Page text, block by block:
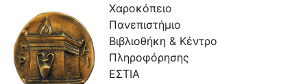
Χαροκόπειο
Πανεπιστήμιο
Βιβλιοθήκη & Κέντρο
Πληροφόρησης
ΕΣΤΙΑ